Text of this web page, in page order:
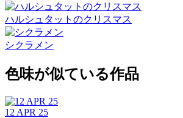
ハルシュタットのクリスマス
シクラメン
色味が似ている作品
12 APR 25